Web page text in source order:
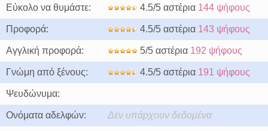
Εύκολο να θυμάστε: 4.5/5 αστέρια 144 ψήφους
Προφορά: 4.5/5 αστέρια 143 ψήφους
Αγγλική προφορά: 5/5 αστέρια 192 ψήφους
Γνώμη από ξένους: 4.5/5 αστέρια 191 ψήφους
Ψευδώνυμα:
Ονόματα αδελφών: Δεν υπάρχουν δεδομένα